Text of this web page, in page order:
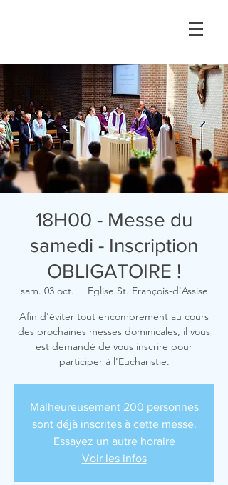
18H00 - Messe du
samedi - Inscription
OBLIGATOIRE !
sam. 03 oct.
  |
Eglise St. François-d'Assise
Afin d'éviter tout encombrement au cours
des prochaines messes dominicales, il vous
est demandé de vous inscrire pour
participer à l'Eucharistie.
Malheureusement 200 personnes
sont déjà inscrites à cette messe.
Essayez un autre horaire
Voir les infos